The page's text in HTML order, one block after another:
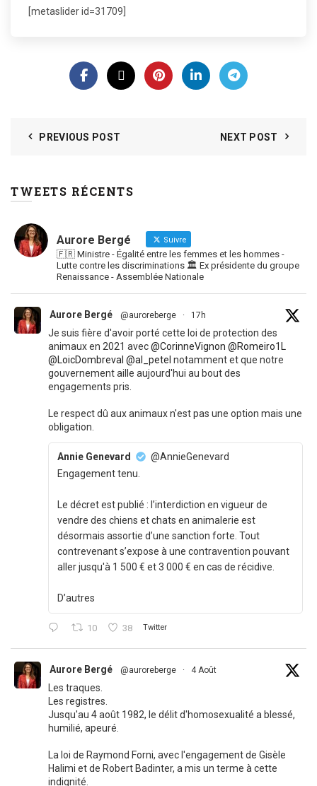
[metaslider id=31709]
PREVIOUS POST NEXT POST
TWEETS RÉCENTS
Aurore Bergé Suivre
🇫🇷 Ministre - Égalité entre les femmes et les hommes -
Lutte contre les discriminations 🏛 Ex présidente du groupe
Renaissance - Assemblée Nationale
Aurore Bergé @auroreberge · 17h
Je suis fière d'avoir porté cette loi de protection des
animaux en 2021 avec@CorinneVignon @Romeiro1L
@LoicDombreval @al_petel notamment et que notre
gouvernement aille aujourd'hui au bout des
engagements pris.
Le respect dû aux animaux n'est pas une option mais une
obligation.
Annie Genevard
@AnnieGenevard
Engagement tenu.
Le décret est publié : l’interdiction en vigueur de
vendre des chiens et chats en animalerie est
désormais assortie d’une sanction forte. Tout
contrevenant s’expose à une contravention pouvant
aller jusqu'à 1 500 € et 3 000 € en cas de récidive.
D’autres
10 38 Twitter
Aurore Bergé @auroreberge · 4 Août
Les traques.
Les registres.
Jusqu'au 4 août 1982, le délit d'homosexualité a blessé,
humilié, apeuré.
La loi de Raymond Forni, avec l'engagement de Gisèle
Halimi et de Robert Badinter, a mis un terme à cette
indignité.